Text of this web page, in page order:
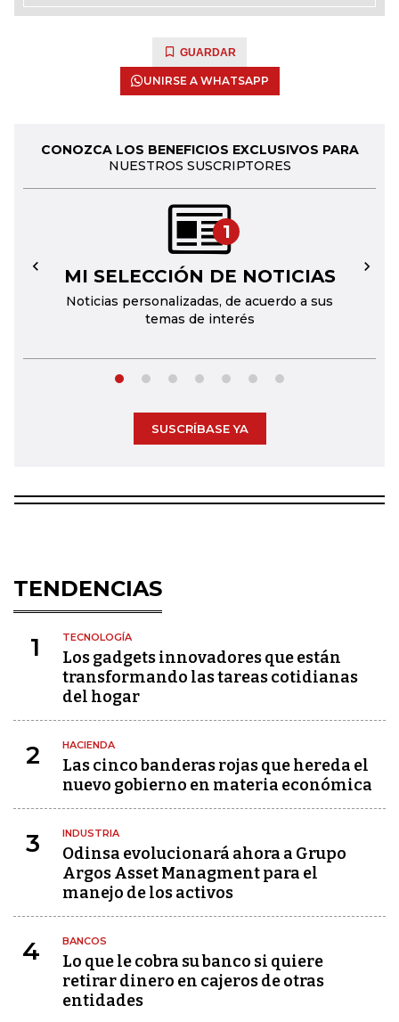
GUARDAR
UNIRSE A WHATSAPP
CONOZCA LOS BENEFICIOS EXCLUSIVOS PARA
NUESTROS SUSCRIPTORES
1
MI SELECCIÓN DE NOTICIAS
Noticias personalizadas, de acuerdo a sus
temas de interés
← →
SUSCRÍBASE YA
TENDENCIAS
1 TECNOLOGÍA
Los gadgets innovadores que están
transformando las tareas cotidianas
del hogar
2 HACIENDA
Las cinco banderas rojas que hereda el
nuevo gobierno en materia económica
3 INDUSTRIA
Odinsa evolucionará ahora a Grupo
Argos Asset Managment para el
manejo de los activos
4 BANCOS
Lo que le cobra su banco si quiere
retirar dinero en cajeros de otras
entidades